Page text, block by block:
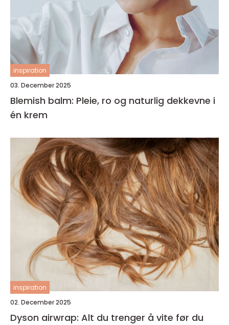
inspiration
03. December 2025
Blemish balm: Pleie, ro og naturlig dekkevne i
én krem
inspiration
02. December 2025
Dyson airwrap: Alt du trenger å vite før du